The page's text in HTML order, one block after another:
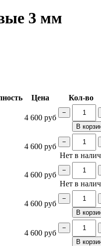
3 мм
Цена Кол-во
4 600 руб
−
В
4 600 руб −
Нет в
4 600 руб −
Нет в
4 600 руб
−
В
4 600 руб
−
В